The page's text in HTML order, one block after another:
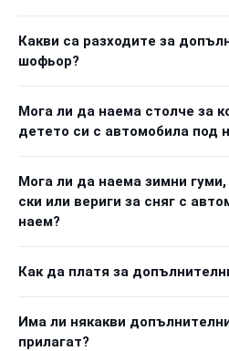
Какви са разходите за
шофьор?
Мога ли да наема столче за
детето си с автомобила под
Мога ли да наема зимни
ски или вериги за сняг с
наем?
Как да платя за
Има ли някакви
прилагат?